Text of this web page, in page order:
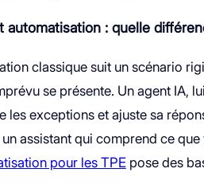
automatisation : quelle
classique suit un scénario
se présente. Un agent IA,
les exceptions et ajuste sa
assistant qui comprend ce
pour les TPEpose des